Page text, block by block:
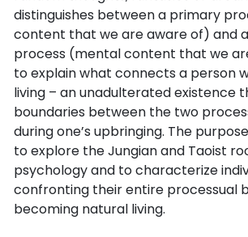
distinguishes between a primary
content that we are aware of) and
process (mental content that we
to explain what connects a person
living – an unadulterated existence
boundaries between the two
during one’s upbringing. The
to explore the Jungian and Taoist
psychology and to characterize
confronting their entire processual
becoming natural living.